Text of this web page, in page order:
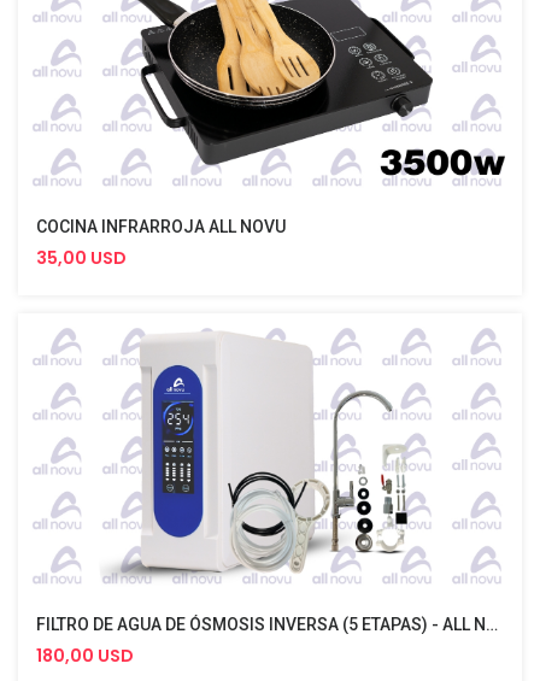
COCINA INFRARROJA ALL NOVU
35,00 USD
FILTRO DE AGUA DE ÓSMOSIS INVERSA (5 ETAPAS) - ALL NOVU
180,00 USD